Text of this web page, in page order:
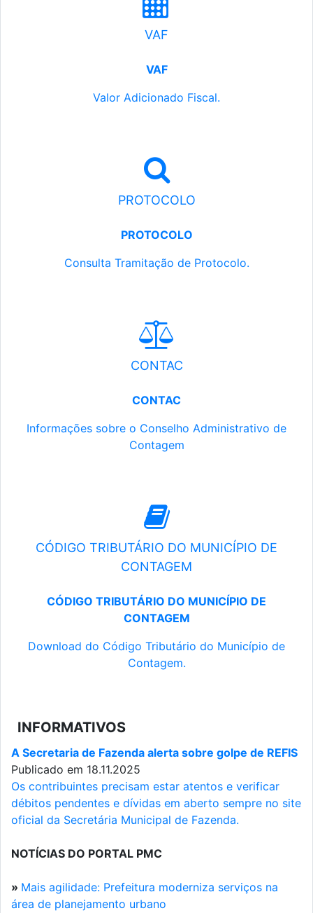
VAF
VAF
Valor Adicionado Fiscal.
PROTOCOLO
PROTOCOLO
Consulta Tramitação de Protocolo.
CONTAC
CONTAC
Informações sobre o Conselho Administrativo de
Contagem
CÓDIGO TRIBUTÁRIO DO MUNICÍPIO DE
CONTAGEM
CÓDIGO TRIBUTÁRIO DO MUNICÍPIO DE
CONTAGEM
Download do Código Tributário do Município de
Contagem.
INFORMATIVOS
A Secretaria de Fazenda alerta sobre golpe de REFIS
Publicado em 18.11.2025
Os contribuintes precisam estar atentos e verificar
débitos pendentes e dívidas em aberto sempre no site
oficial da Secretária Municipal de Fazenda.
NOTÍCIAS DO PORTAL PMC
» Mais agilidade: Prefeitura moderniza serviços na
área de planejamento urbano